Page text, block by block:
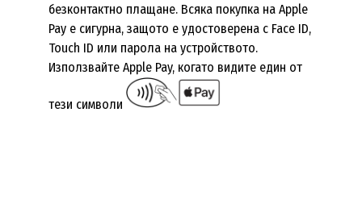
безконтактно плащане. Всяка покупка на Apple
Pay е сигурна, защото е удостоверена с Face ID,
Touch ID или парола на устройството.
Използвайте Apple Pay, когато видите един от
тези символи